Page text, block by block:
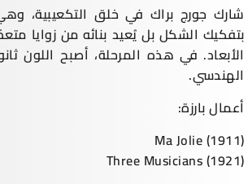
شارك جورج براك في خلق التكعيبية،
بتفكيك الشكل بل يُعيد بنائه من زوايا
الأبعاد. في هذه المرحلة، أصبح اللون
الهندسي.
أعمال بارزة:
Ma Jolie (1911)
Three Musicians (1921)